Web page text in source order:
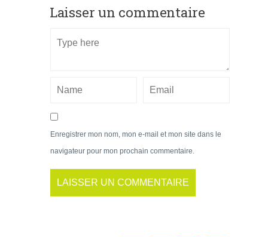
Laisser un commentaire
Enregistrer mon nom, mon e-mail et mon site dans le
navigateur pour mon prochain commentaire.